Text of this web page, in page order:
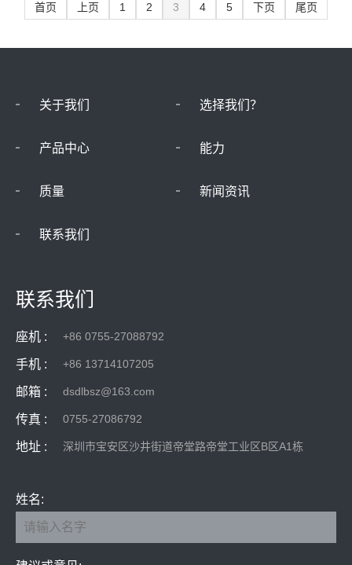
首页 上页 1 2 3 4 5 下页 尾页
关于我们 选择我们？
产品中心 能力
质量 新闻资讯
联系我们
联系我们
座机 : +86 0755-27088792
手机 : +86 13714107205
邮箱 : dsdlbsz@163.com
传真 : 0755-27086792
地址 : 深圳市宝安区沙井街道帝堂路帝堂工业区B区A1栋
姓名: